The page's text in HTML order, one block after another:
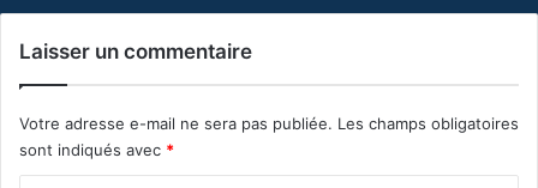
Laisser un commentaire
Votre adresse e-mail ne sera pas publiée. Les champs obligatoires
sont indiqués avec *